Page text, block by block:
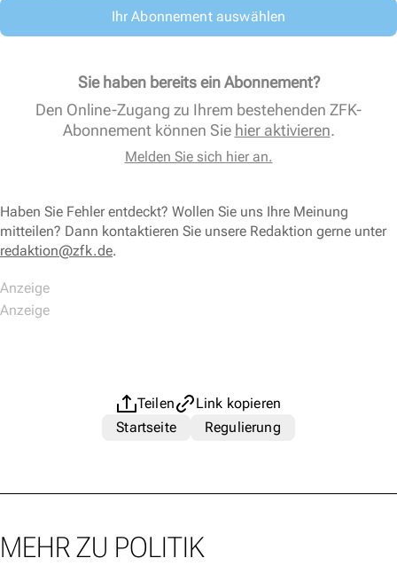
Ihr Abonnement auswählen
Sie haben bereits ein Abonnement?
Den Online-Zugang zu Ihrem bestehenden ZFK-
Abonnement können Sie hier aktivieren.
Melden Sie sich hier an.
Haben Sie Fehler entdeckt? Wollen Sie uns Ihre Meinung
mitteilen? Dann kontaktieren Sie unsere Redaktion gerne unter
redaktion@zfk.de.
Teilen
Link kopieren
Startseite
Regulierung
MEHR ZU POLITIK